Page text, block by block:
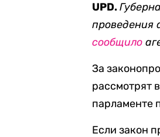
UPD.
проведения
сообщило
За
рассмотрят
парламенте
Если закон